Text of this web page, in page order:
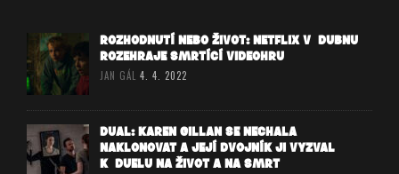
ROZHODNUTÍ NEBO ŽIVOT: NETFLIX V DUBNU
ROZEHRAJE SMRTÍCÍ VIDEOHRU
JAN GÁL 4. 4. 2022
DUAL: KAREN GILLAN SE NECHALA
NAKLONOVAT A JEJÍ DVOJNÍK JI VYZVAL
K DUELU NA ŽIVOT A NA SMRT